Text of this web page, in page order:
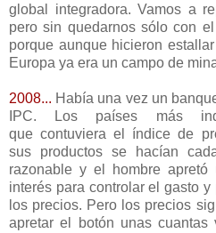
global integradora. Vamos a
pero sin quedarnos sólo con
porque aunque hicieron
Europa ya era un campo de
2008... Había una vez un
IPC. Los países más
que contuviera el índice de
sus productos se hacían
razonable y el hombre
interés para controlar el gasto
los precios. Pero los precios
apretar el botón unas cuantas